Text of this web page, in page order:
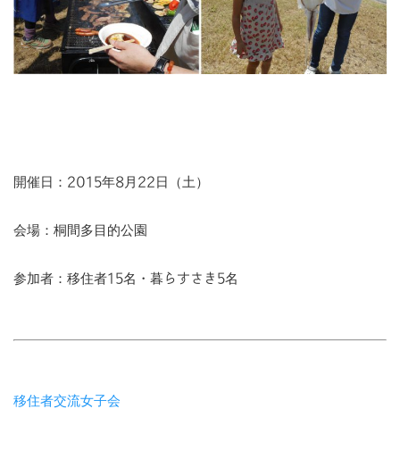
開催日：2015年8月22日（土）
会場：桐間多目的公園
参加者：移住者15名・暮らすさき5名
移住者交流女子会